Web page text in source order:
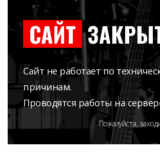
САЙТ
Сайт не работает по
причинам.
Проводятся работы на
Пожалуйста,